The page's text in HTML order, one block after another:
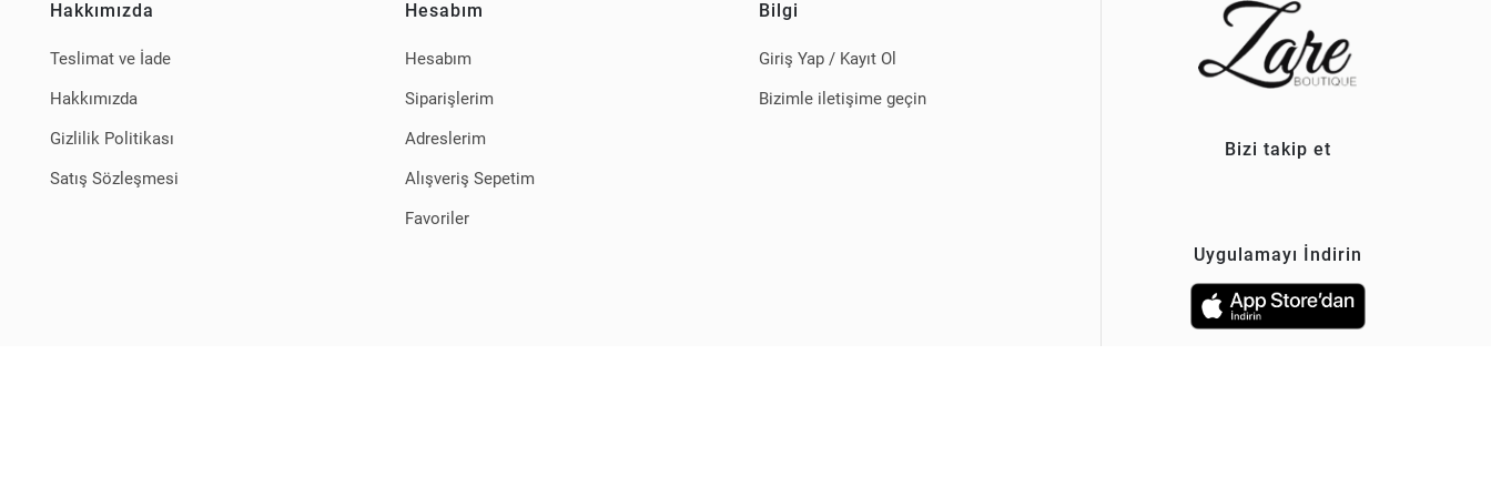
Hakkımızda
Teslimat ve İade
Hakkımızda
Gizlilik Politikası
Satış Sözleşmesi
Hesabım
Hesabım
Siparişlerim
Adreslerim
Alışveriş Sepetim
Favoriler
Bilgi
Giriş Yap / Kayıt Ol
Bizimle iletişime geçin
Bizi takip et
Uygulamayı İndirin